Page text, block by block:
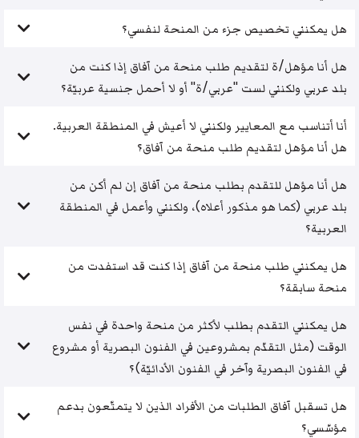
هل يمكنني تخصيص جزء من المنحة لنفسي؟
هل أنا مؤهل/ة لتقديم طلب منحة من آفاق إذا كنت من
بلد عربي ولكنني لست "عربي/ة" أو لا أحمل جنسية عربيّة؟
أنا أتناسب مع المعايير ولكنني لا أعيش في المنطقة العربية.
هل أنا مؤهل لتقديم طلب منحة من آفاق؟
هل أنا مؤهل للتقدم بطلب منحة من آفاق إن لم أكن من
بلد عربي (كما هو مذكور أعلاه)، ولكنني وأعمل في المنطقة
العربية؟
هل يمكنني طلب منحة من آفاق إذا كنت قد استفدت من
منحة سابقة؟
هل يمكنني التقدم بطلب لأكثر من منحة واحدة في نفس
الوقت (مثل التقدّم بمشروعين في الفنون البصرية أو مشروع
في الفنون البصرية وآخر في الفنون الأدائيّة)؟
هل تسقبل آفاق الطلبات من الأفراد الذين لا يتمتّعون بدعم
مؤسّسي؟